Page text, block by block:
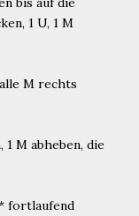
1 U, 1 M
M rechts
1 M abheben, die
fortlaufend